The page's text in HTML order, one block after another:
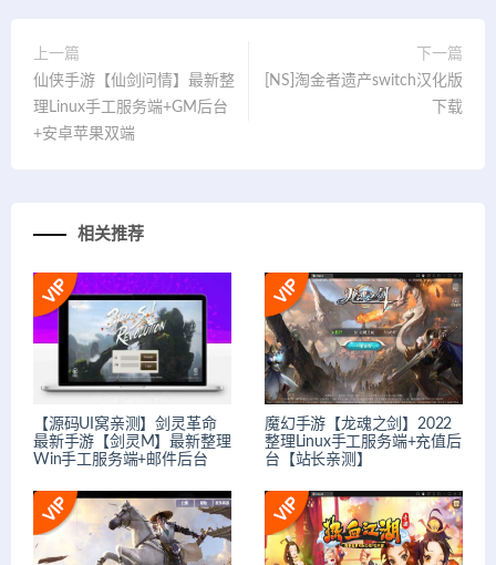
上一篇
仙侠手游【仙剑问情】最新整
理Linux手工服务端+GM后台
+安卓苹果双端
下一篇
[NS]淘金者遗产switch汉化版
下载
相关推荐
【源码UI窝亲测】剑灵革命
最新手游【剑灵M】最新整理
Win手工服务端+邮件后台
魔幻手游【龙魂之剑】2022
整理Linux手工服务端+充值后
台【站长亲测】